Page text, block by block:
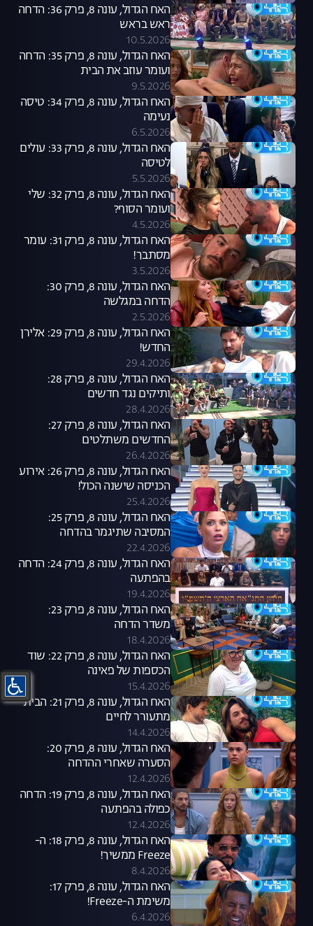
האח הגדול, עונה 8, פרק 36: הדחה
ראש בראש
10.5.2026
האח הגדול, עונה 8, פרק 35: הדחה
ועומר עוזב את הבית
9.5.2026
האח הגדול, עונה 8, פרק 34: טיסה
נעימה
6.5.2026
האח הגדול, עונה 8, פרק 33: עולים
לטיסה
5.5.2026
האח הגדול, עונה 8, פרק 32: שלי
ועומר הסוף?
4.5.2026
האח הגדול, עונה 8, פרק 31: עומר
מסתבך!
3.5.2026
האח הגדול, עונה 8, פרק 30:
הדחה במגלשה
2.5.2026
האח הגדול, עונה 8, פרק 29: אלירן
החדש!
29.4.2026
האח הגדול, עונה 8, פרק 28:
ותיקים נגד חדשים
28.4.2026
האח הגדול, עונה 8, פרק 27:
החדשים משתלטים
26.4.2026
האח הגדול, עונה 8, פרק 26: אירוע
הכניסה שישנה הכול!
25.4.2026
האח הגדול, עונה 8, פרק 25:
המסיבה שתיגמר בהדחה
22.4.2026
האח הגדול, עונה 8, פרק 24: הדחה
בהפתעה
19.4.2026
האח הגדול, עונה 8, פרק 23:
משדר הדחה
18.4.2026
האח הגדול, עונה 8, פרק 22: שוד
הכספות של פאינה
15.4.2026
האח הגדול, עונה 8, פרק 21: הבית
מתעורר לחיים
14.4.2026
האח הגדול, עונה 8, פרק 20:
הסערה שאחרי ההדחה
12.4.2026
האח הגדול, עונה 8, פרק 19: הדחה
כפולה בהפתעה
12.4.2026
האח הגדול, עונה 8, פרק 18: ה-
Freeze ממשיך!
8.4.2026
האח הגדול, עונה 8, פרק 17:
משימת ה-Freeze!
6.4.2026